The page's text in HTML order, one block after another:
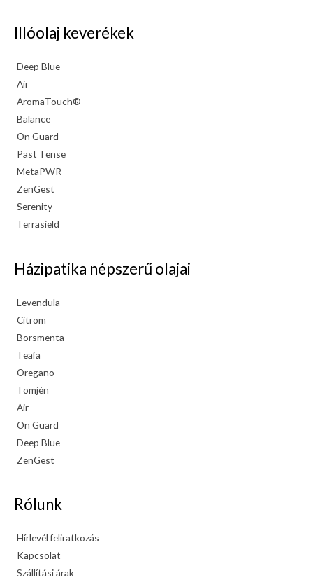
Illóolaj keverékek
Deep Blue
Air
AromaTouch®
Balance
On Guard
Past Tense
MetaPWR
ZenGest
Serenity
Terrasield
Házipatika népszerű olajai
Levendula
Citrom
Borsmenta
Teafa
Oregano
Tömjén
Air
On Guard
Deep Blue
ZenGest
Rólunk
Hírlevél feliratkozás
Kapcsolat
Szállítási árak